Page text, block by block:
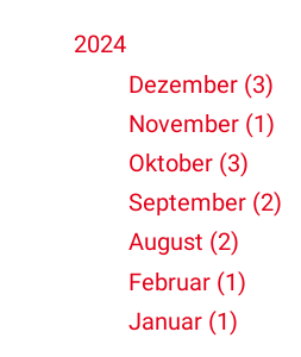
2024
Dezember (3)
November (1)
Oktober (3)
September (2)
August (2)
Februar (1)
Januar (1)